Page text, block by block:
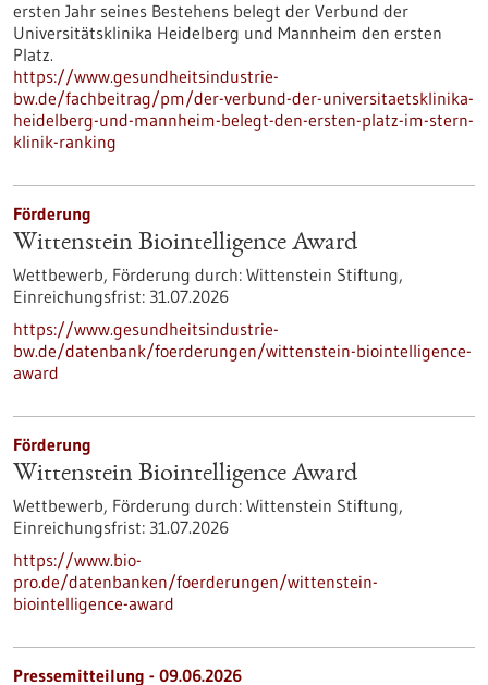
ersten Jahr seines Bestehens belegt der Verbund der
Universitätsklinika Heidelberg und Mannheim den ersten
Platz.
https://www.gesundheitsindustrie-
bw.de/fachbeitrag/pm/der-verbund-der-universitaetsklinika-
heidelberg-und-mannheim-belegt-den-ersten-platz-im-stern-
klinik-ranking
Förderung
Wittenstein Biointelligence Award
Wettbewerb, Förderung durch: Wittenstein Stiftung,
Einreichungsfrist: 31.07.2026
https://www.gesundheitsindustrie-
bw.de/datenbank/foerderungen/wittenstein-biointelligence-
award
Förderung
Wittenstein Biointelligence Award
Wettbewerb, Förderung durch: Wittenstein Stiftung,
Einreichungsfrist: 31.07.2026
https://www.bio-
pro.de/datenbanken/foerderungen/wittenstein-
biointelligence-award
Pressemitteilung - 09.06.2026